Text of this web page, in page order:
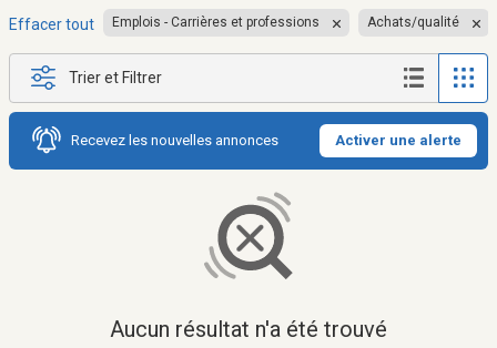
Effacer tout Emplois - Carrières et professions Achats/qualité
Trier et Filtrer
Recevez les nouvelles annonces Activer une alerte
Aucun résultat n'a été trouvé